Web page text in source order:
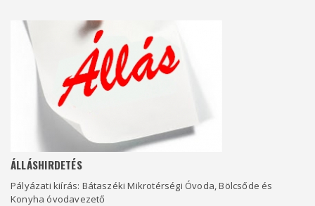
ÁLLÁSHIRDETÉS
Pályázati kiírás: Bátaszéki Mikrotérségi Óvoda, Bölcsőde és
Konyha óvodavezető